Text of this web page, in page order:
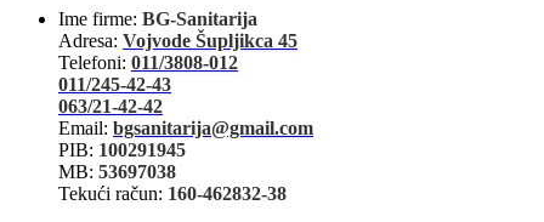
Ime firme: BG-Sanitarija
Adresa: Vojvode Šupljikca 45
Telefoni: 011/3808-012
011/245-42-43
063/21-42-42
Email: bgsanitarija@gmail.com
PIB: 100291945
MB: 53697038
Tekući račun: 160-462832-38